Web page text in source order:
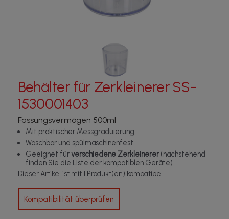
Behälter für Zerkleinerer SS-
1530001403
Fassungsvermögen 500ml
Mit praktischer Messgraduierung
Waschbar und spülmaschinenfest
Geeignet fürverschiedene Zerkleinerer(nachstehend
finden Sie die Liste der kompatiblen Geräte)
Dieser Artikel ist mit 1 Produkt(en) kompatibel
Kompatibilität überprüfen